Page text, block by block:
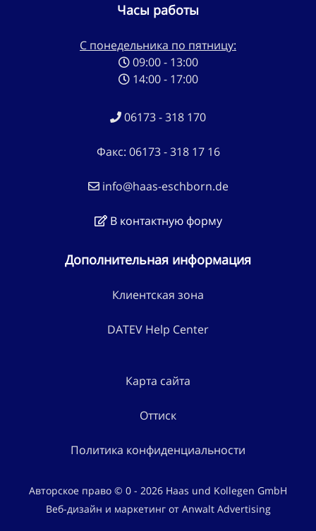
Часы работы
С понедельника по пятницу:
09:00 - 13:00
14:00 - 17:00
06173 - 318 170
Факс: 06173 - 318 17 16
info@haas-eschborn.de
В контактную форму
Дополнительная информация
Клиентская зона
DATEV Help Center
Карта сайта
Оттиск
Политика конфиденциальности
Авторское право © 0 - 2026 Haas und Kollegen GmbH
Веб-дизайн и маркетинг от Anwalt Advertising